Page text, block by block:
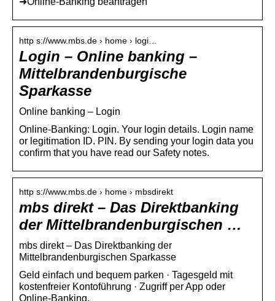
http s://www.mbs.de › home › logi…
Login – Online banking –
Mittelbrandenburgische
Sparkasse
Online banking – Login
Online-Banking: Login. Your login details. Login name
or legitimation ID. PIN. By sending your login data you
confirm that you have read our Safety notes.
http s://www.mbs.de › home › mbsdirekt
mbs direkt – Das Direktbanking
der Mittelbrandenburgischen …
mbs direkt – Das Direktbanking der
Mittelbrandenburgischen Sparkasse
Geld einfach und bequem parken · Tagesgeld mit
kostenfreier Kontoführung · Zugriff per App oder
Online-Banking.